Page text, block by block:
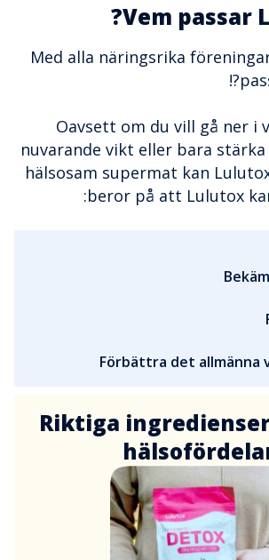
Vem passar
Med alla näringsrika
Oavsett om du vill gå ner i
nuvarande vikt eller bara
hälsosam supermat kan
beror på att Lulutox
Förbättra det allmänna
Riktiga